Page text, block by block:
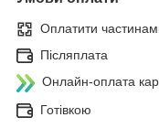
Оплатити
Післяплата
Онлайн-оплата
Готівкою